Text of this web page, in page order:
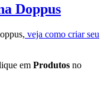
Doppus
veja como criar seu
em Produtos no